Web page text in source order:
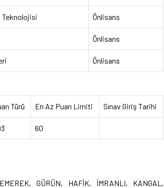
Önlisans
Önlisans
Önlisans
Türü En Az Puan Limiti Sınav Giriş Tarihi
60
GÜRÜN, HAFİK, İMRANLI, KANGAL,